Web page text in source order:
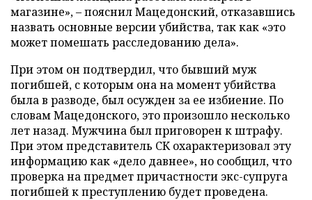
магазине», – пояснил Мацедонский, отказавшись
назвать основные версии убийства, так как «это
может помешать расследованию дела».
При этом он подтвердил, что бывший муж
погибшей, с которым она на момент убийства
была в разводе, был осужден за ее избиение. По
словам Мацедонского, это произошло несколько
лет назад. Мужчина был приговорен к штрафу.
При этом представитель СК охарактеризовал эту
информацию как «дело давнее», но сообщил, что
проверка на предмет причастности экс-супруга
погибшей к преступлению будет проведена.